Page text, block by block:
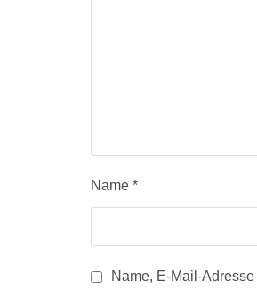
Name *
Name, E-Mail-